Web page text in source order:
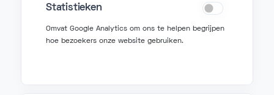
Statistieken
Omvat Google Analytics om ons te helpen begrijpen
hoe bezoekers onze website gebruiken.
Vraag hulp
support@fonzer.com